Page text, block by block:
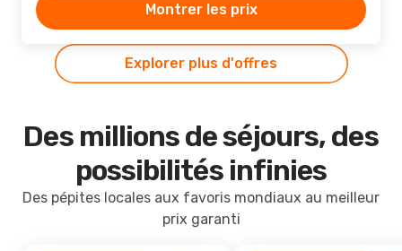
Montrer les prix
Explorer plus d'offres
Des millions de séjours, des
possibilités infinies
Des pépites locales aux favoris mondiaux au meilleur
prix garanti